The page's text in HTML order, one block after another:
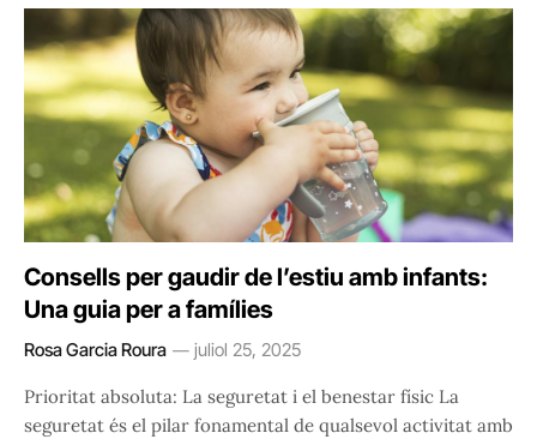
Consells per gaudir de l’estiu amb infants:
Una guia per a famílies
Rosa Garcia Roura juliol 25, 2025
Prioritat absoluta: La seguretat i el benestar físic La
seguretat és el pilar fonamental de qualsevol activitat amb